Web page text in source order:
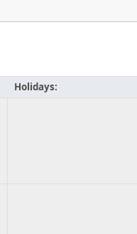
Holidays: